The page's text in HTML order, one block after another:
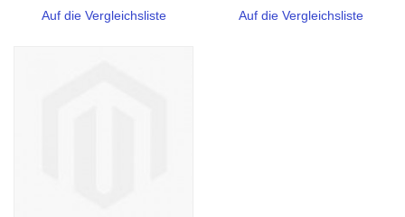
Auf die Vergleichsliste Auf die Vergleichsliste